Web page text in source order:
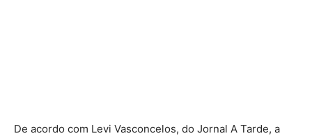
De acordo com Levi Vasconcelos, do Jornal A Tarde, a